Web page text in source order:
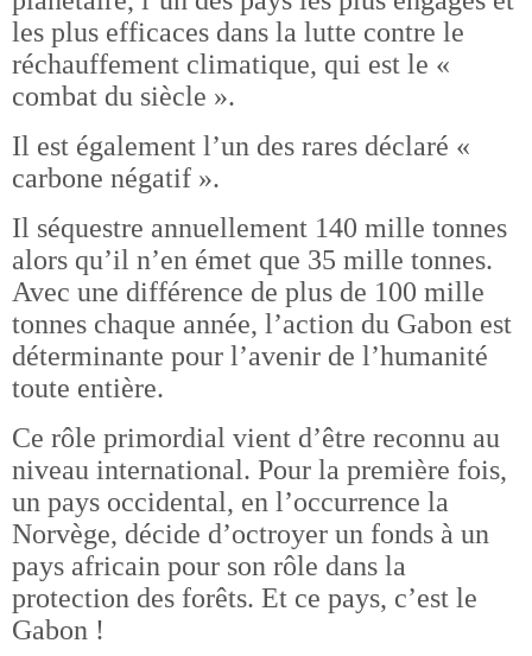
les plus efficaces dans la lutte contre le
réchauffement climatique, qui est le «
combat du siècle ».
Il est également l’un des rares déclaré «
carbone négatif ».
Il séquestre annuellement 140 mille tonnes
alors qu’il n’en émet que 35 mille tonnes.
Avec une différence de plus de 100 mille
tonnes chaque année, l’action du Gabon est
déterminante pour l’avenir de l’humanité
toute entière.
Ce rôle primordial vient d’être reconnu au
niveau international. Pour la première fois,
un pays occidental, en l’occurrence la
Norvège, décide d’octroyer un fonds à un
pays africain pour son rôle dans la
protection des forêts. Et ce pays, c’est le
Gabon !